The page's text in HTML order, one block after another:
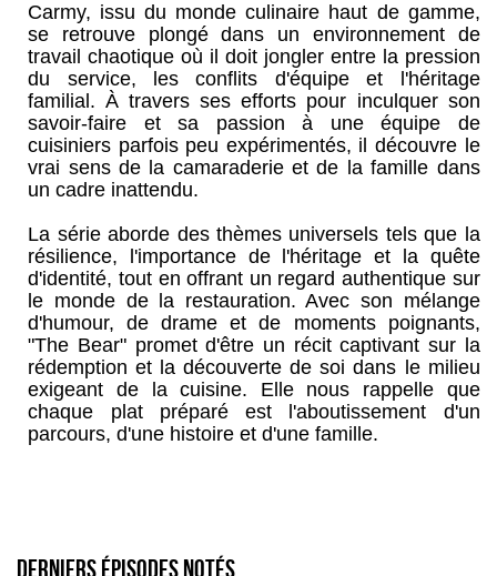
Carmy, issu du monde culinaire haut de gamme,
se retrouve plongé dans un environnement de
travail chaotique où il doit jongler entre la pression
du service, les conflits d'équipe et l'héritage
familial. À travers ses efforts pour inculquer son
savoir-faire et sa passion à une équipe de
cuisiniers parfois peu expérimentés, il découvre le
vrai sens de la camaraderie et de la famille dans
un cadre inattendu.
La série aborde des thèmes universels tels que la
résilience, l'importance de l'héritage et la quête
d'identité, tout en offrant un regard authentique sur
le monde de la restauration. Avec son mélange
d'humour, de drame et de moments poignants,
"The Bear" promet d'être un récit captivant sur la
rédemption et la découverte de soi dans le milieu
exigeant de la cuisine. Elle nous rappelle que
chaque plat préparé est l'aboutissement d'un
parcours, d'une histoire et d'une famille.